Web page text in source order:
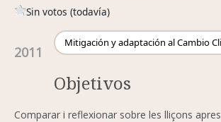
Sin votos (todavía)
2011
Mitigación y adaptación al Cambio
Objetivos
Comparar i reflexionar sobre les lliçons